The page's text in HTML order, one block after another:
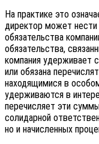
На практике это
директор может нести
обязательства
обязательства,
компания удерживает
или обязана
находящимися в
удерживаются в
перечисляет эти
солидарной
но и начисленных